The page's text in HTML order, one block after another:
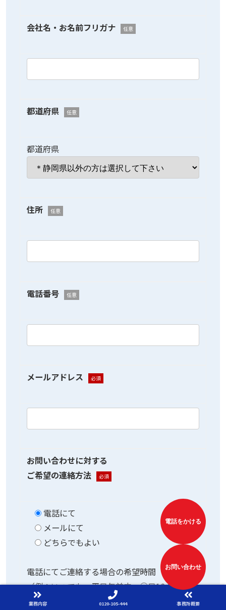
電話をかける
お問い合わせ
会社名・お名前フリガナ 任意
都道府県 任意
都道府県
住所 任意
電話番号 任意
メールアドレス 必須
お問い合わせに対する
ご希望の連絡方法
必須
電話にて
メールにて
どちらでもよい
電話にてご連絡する場合の希望時間
（例：いつでも、平日午前中、○日18:00以降
など）
業務内容 0120-105-444 事務所概要